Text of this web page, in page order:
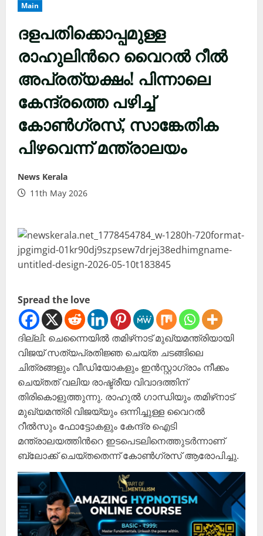
Main
ദളപതിക്കൊപ്പമുള്ള
രാഹുലിന്‍റെ വൈറൽ റീൽ
അപ്രത്യക്ഷം! പിന്നാലെ
കേന്ദ്രത്തെ പഴിച്ച്
കോൺഗ്രസ്, സാങ്കേതിക
പിഴവെന്ന് മന്ത്രാലയം
News Kerala
11th May 2026
Spread the love
ദില്ലി: ചെന്നൈയിൽ തമിഴ്‌നാട് മുഖ്യമന്ത്രിയായി
വിജയ് സത്യപ്രതിജ്ഞ ചെയ്ത ചടങ്ങിലെ
ചിത്രങ്ങളും വീഡിയോകളും ഇൻസ്റ്റാഗ്രാം നീക്കം
ചെയ്തത് വലിയ രാഷ്ട്രീയ വിവാദത്തിന്
തിരികൊളുത്തുന്നു. രാഹുൽ ഗാന്ധിയും തമിഴ്‌നാട്
മുഖ്യമന്ത്രി വിജയ്‍യും ഒന്നിച്ചുള്ള വൈറൽ
റീൽസും ഫോട്ടോകളും കേന്ദ്ര ഐടി
മന്ത്രാലയത്തിന്‍റെ ഇടപെടലിനെത്തുടർന്നാണ്
ബ്ലോക്ക് ചെയ്തതെന്ന് കോൺഗ്രസ് ആരോപിച്ചു.